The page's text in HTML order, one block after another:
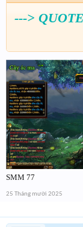
--->
SMM 77
25 Tháng mười 2025